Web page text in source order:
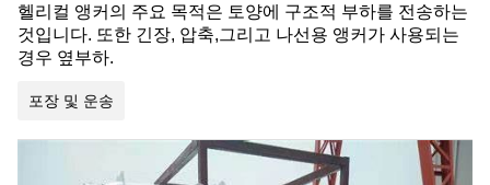
헬리컬 앵커의 주요 목적은 토양에 구조적 부하를 전송하는
것입니다. 또한 긴장, 압축,그리고 나선용 앵커가 사용되는
경우 옆부하.
포장 및 운송